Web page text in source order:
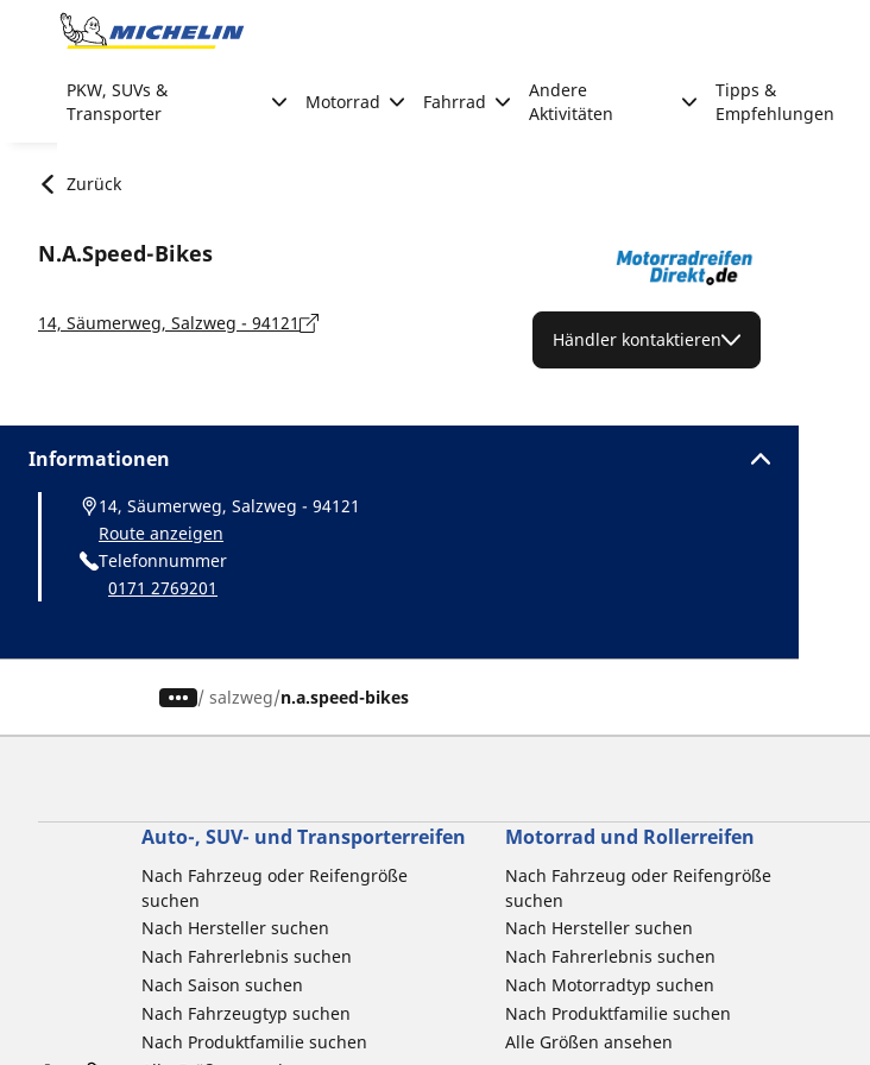
Go to page content
PKW, SUVs &
Transporter
Motorrad Fahrrad
Andere
Aktivitäten
Tipps &
Empfehlungen
Zurück
N.A.Speed-Bikes
14, Säumerweg, Salzweg - 94121
Händler kontaktieren
Informationen
14, Säumerweg, Salzweg - 94121
Route anzeigen
Telefonnummer
0171 2769201
/ salzweg n.a.speed-bikes
Auto-, SUV- und Transporterreifen
Nach Fahrzeug oder Reifengröße
suchen
Nach Hersteller suchen
Nach Fahrerlebnis suchen
Nach Saison suchen
Nach Fahrzeugtyp suchen
Nach Produktfamilie suchen
Motorrad und Rollerreifen
Nach Fahrzeug oder Reifengröße
suchen
Nach Hersteller suchen
Nach Fahrerlebnis suchen
Nach Motorradtyp suchen
Nach Produktfamilie suchen
Alle Größen ansehen